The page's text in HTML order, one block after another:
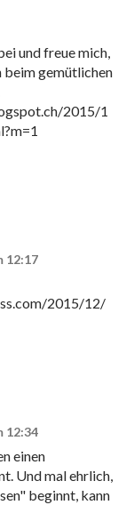
und freue mich,
beim gemütlichen
2015/1
12:17
2015/12/
12:34
einen
Und mal ehrlich,
beginnt, kann